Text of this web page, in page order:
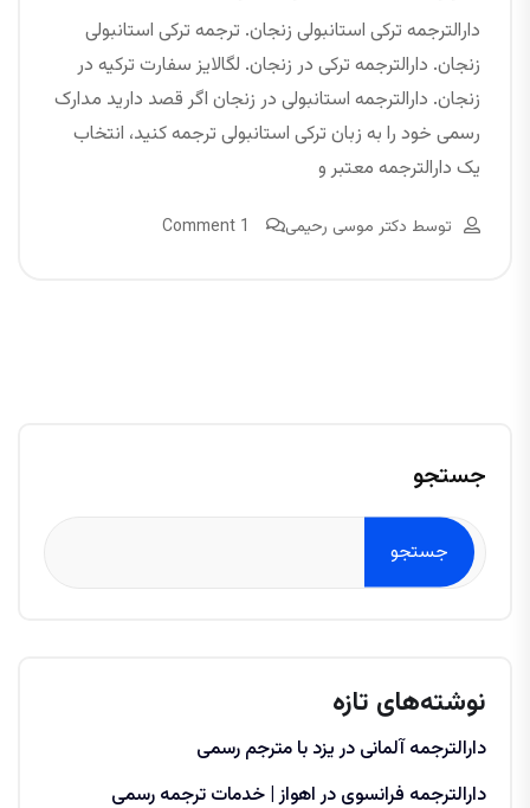
دارالترجمه ترکی استانبولی زنجان. ترجمه ترکی استانبولی
زنجان. دارالترجمه ترکی در زنجان. لگالایز سفارت ترکیه در
زنجان. دارالترجمه استانبولی در زنجان اگر قصد دارید مدارک
رسمی خود را به زبان ترکی استانبولی ترجمه کنید، انتخاب
یک دارالترجمه معتبر و
توسط دکتر موسی رحیمی 1 Comment
جستجو
جستجو
نوشته‌های تازه
دارالترجمه آلمانی در یزد با مترجم رسمی
دارالترجمه فرانسوی در اهواز | خدمات ترجمه رسمی